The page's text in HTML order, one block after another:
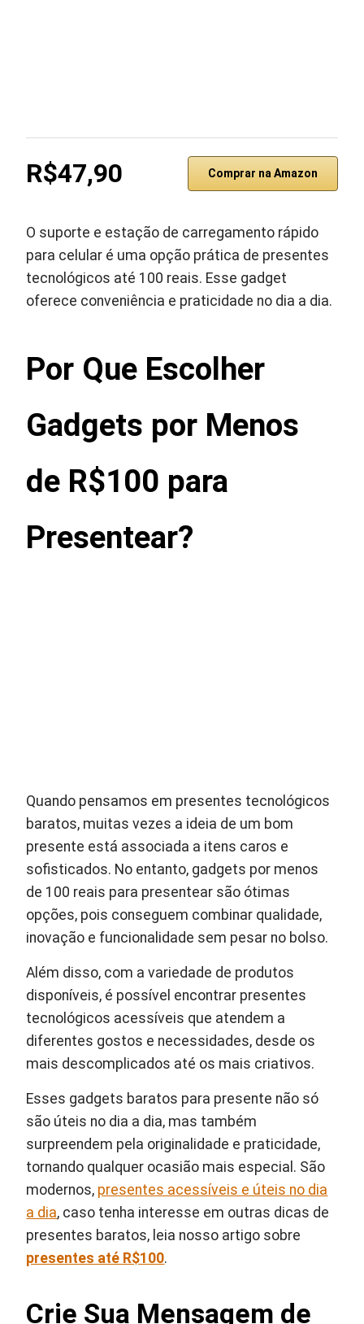
R$47,90 Comprar na Amazon
O suporte e estação de carregamento rápido
para celular é uma opção prática de presentes
tecnológicos até 100 reais. Esse gadget
oferece conveniência e praticidade no dia a dia.
Por Que Escolher
Gadgets por Menos
de R$100 para
Presentear?
Quando pensamos em presentes tecnológicos
baratos, muitas vezes a ideia de um bom
presente está associada a itens caros e
sofisticados. No entanto, gadgets por menos
de 100 reais para presentear são ótimas
opções, pois conseguem combinar qualidade,
inovação e funcionalidade sem pesar no bolso.
Além disso, com a variedade de produtos
disponíveis, é possível encontrar presentes
tecnológicos acessíveis que atendem a
diferentes gostos e necessidades, desde os
mais descomplicados até os mais criativos.
Esses gadgets baratos para presente não só
são úteis no dia a dia, mas também
surpreendem pela originalidade e praticidade,
tornando qualquer ocasião mais especial. São
modernos, presentes acessíveis e úteis no dia
a dia, caso tenha interesse em outras dicas de
presentes baratos, leia nosso artigo sobre
presentes até R$100.
Crie Sua Mensagem de